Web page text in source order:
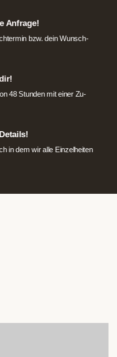
Anfrage!
bzw. dein Wunsch-
48 Stunden mit einer Zu-
in dem wir alle Einzelheiten